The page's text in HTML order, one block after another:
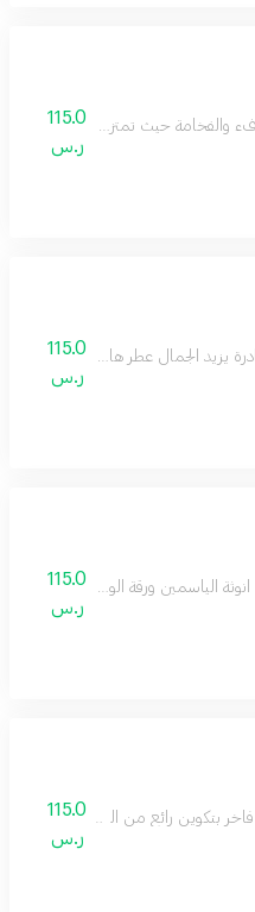
والفخامة حيث تمتزج نفحات العنبر
115.0
ر.س
يزيد الجمال عطر هادئ لطيف رائع
115.0
ر.س
الياسمين ورقة الورد مع لمسات
115.0
ر.س
فاخر بتكوين رائع من الورد
115.0
ر.س